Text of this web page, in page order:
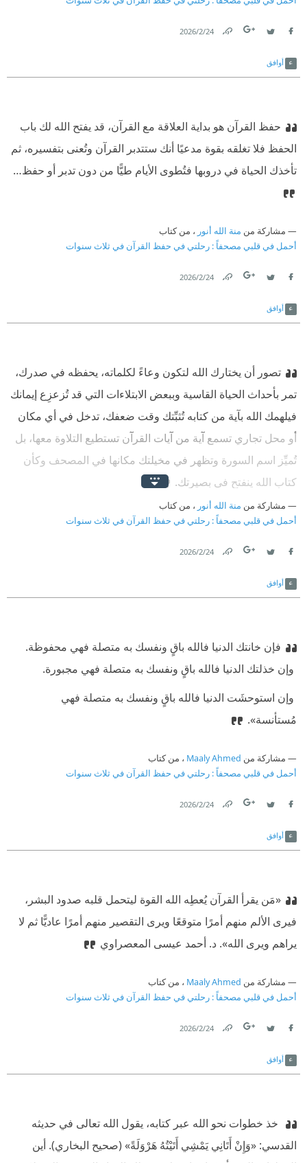
24‏/2‏/2026
أوافق
حفظ القرآن هو بداية العلاقة مع القرآن، قد يفتح الله لك باب
الحفظ فلا تغلقه بقوة مدعيًا أنك ستتدبر القرآن وتُعنى بتفسيره، ثم
تأخذك الحياة في دروبها فتُطوى الأيام طيًّا من دون تدبر أو حفظ…
مشاركة من منة الله أنور ، من كتاب
أحمل في قلبي مصحفاً : رحلتي في حفظ القرآن في ثلاث سنوات
24‏/2‏/2026
أوافق
تصور أن يختارك الله لتكون وعاءً لكلماته، يحفظه في صدرك،
تمر بأحداث الحياة القاسية وببعض الابتلاءات التي قد تُزعزِع إيمانك
فيلهمك الله بآية من كتابه تُثبِّتك وقت ضعفك، تدخل في أي مكان
أو محل تجاري تسمع آية من آيات القرآن تستطيع التلاوة معها، بل
تُميِّز اسم السورة وتظهر في مخيلتك مكانها في المصحف وكأن
كتاب الله ينفتح في بصيرتك.
مشاركة من منة الله أنور ، من كتاب
أحمل في قلبي مصحفاً : رحلتي في حفظ القرآن في ثلاث سنوات
24‏/2‏/2026
أوافق
فإن خانتك الدنيا فالله باقٍ ونفسك به متصلة فهي محفوظة.
‫ وإن خذلتك الدنيا فالله باقٍ ونفسك به متصلة فهي مجبورة.
‫ وإن استوحشَت الدنيا فالله باقٍ ونفسك به متصلة فهي
مُستأنسة».
مشاركة من Maaly Ahmed ، من كتاب
أحمل في قلبي مصحفاً : رحلتي في حفظ القرآن في ثلاث سنوات
24‏/2‏/2026
أوافق
«مَن يقرأ القرآن يُعطِه الله القوة ليتحمل قلبه صدود البشر،
فيرى الألم منهم أمرًا متوقعًا ويرى التقصير منهم أمرًا عاديًّا ثم لا
يراهم ويرى الله». ‫ د. أحمد عيسى المعصراوي
مشاركة من Maaly Ahmed ، من كتاب
أحمل في قلبي مصحفاً : رحلتي في حفظ القرآن في ثلاث سنوات
24‏/2‏/2026
أوافق
‫ خذ خطوات نحو الله عبر كتابه، يقول الله تعالى في حديثه
القدسي: «وَإِنْ أَتَانِي يَمْشِي أَتَيْتُهُ هَرْوَلَةً» (صحيح البخاري). أين